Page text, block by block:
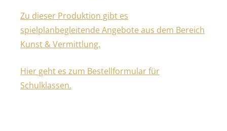
Zu dieser Produktion gibt es
spielplanbegleitende Angebote aus dem Bereich
Kunst & Vermittlung.
Hier geht es zum Bestellformular für
Schulklassen.